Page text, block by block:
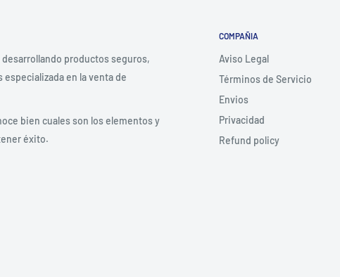
productos seguros,
especializada en la venta de
bien cuales son los elementos y
éxito.
COMPAÑIA
Aviso Legal
Términos de Servicio
Envios
Privacidad
Refund policy